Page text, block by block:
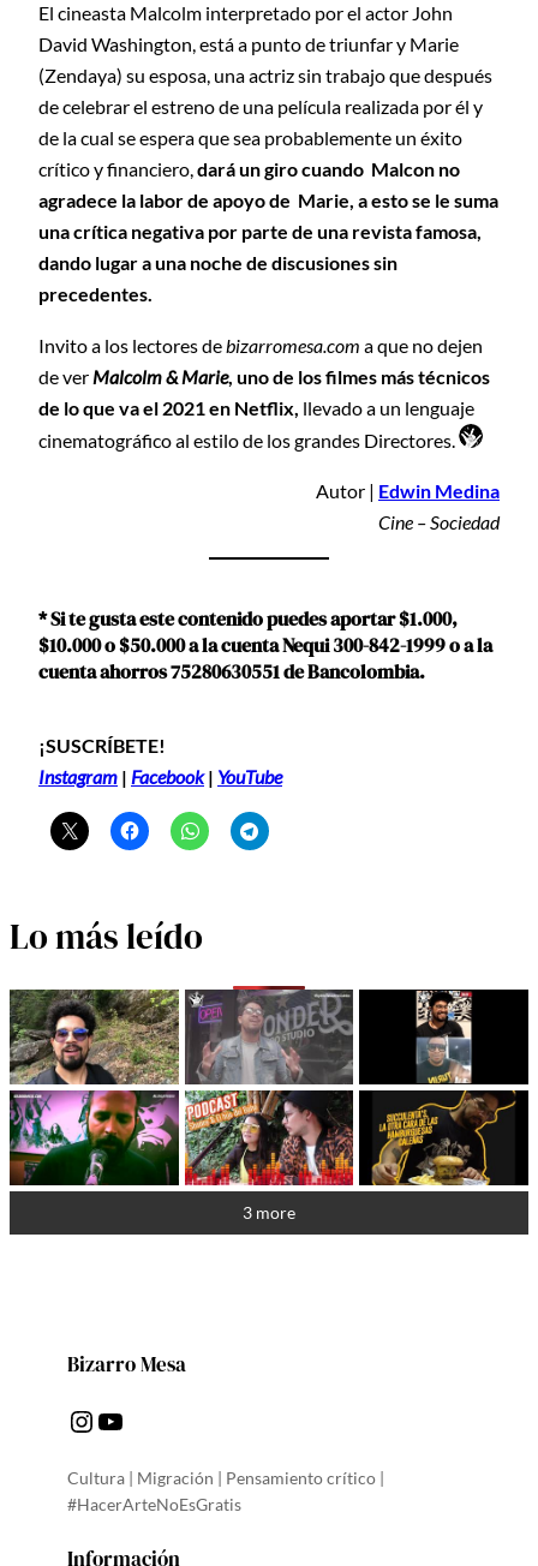
El cineasta Malcolm interpretado por el actor John
David Washington, está a punto de triunfar y Marie
(Zendaya) su esposa, una actriz sin trabajo que después
de celebrar el estreno de una película realizada por él y
de la cual se espera que sea probablemente un éxito
crítico y financiero,dará un giro cuando Malcon no
agradece la labor de apoyo de Marie, a esto se le suma
una crítica negativa por parte de una revista famosa,
dando lugar a una noche de discusiones sin
precedentes.
Invito a los lectores de bizarromesa.com a que no dejen
de ver Malcolm & Marie, uno de los filmes más técnicos
de lo que va el 2021 en Netflix, llevado a un lenguaje
cinematográfico al estilo de los grandes Directores.
Autor | Edwin Medina
Cine – Sociedad
* Si te gusta este contenido puedes aportar $1.000,
$10.000 o $50.000 a la cuenta Nequi 300-842-1999 o a la
cuenta ahorros 75280630551 de Bancolombia.
¡SUSCRÍBETE!
Instagram | Facebook| YouTube
Lo más leído
3 more
Bizarro Mesa
Instagram YouTube
Cultura | Migración | Pensamiento crítico |
#HacerArteNoEsGratis
Información